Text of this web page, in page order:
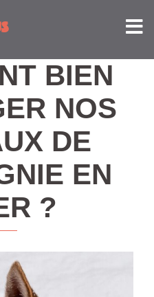
BIEN
NOS
DE
EN
?